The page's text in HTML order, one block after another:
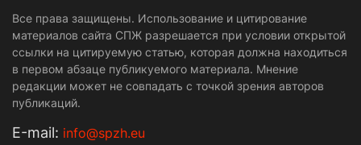
Все права защищены. Использование и цитирование
материалов сайта СПЖ разрешается при условии открытой
ссылки на цитируемую статью, которая должна находиться
в первом абзаце публикуемого материала. Мнение
редакции может не совпадать с точкой зрения авторов
публикаций.
Е-mail: info@spzh.eu